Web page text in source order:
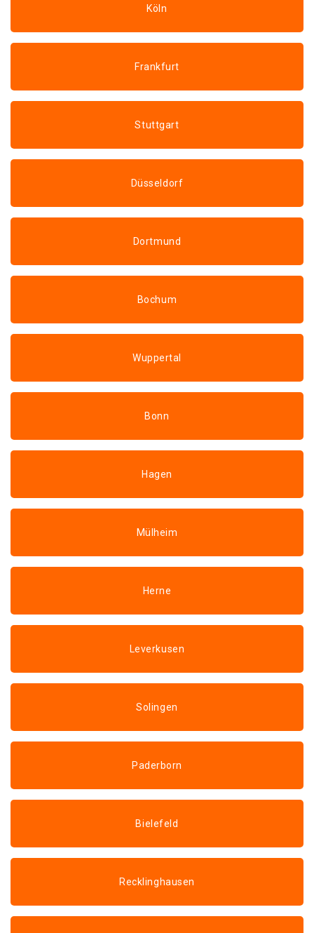
Köln
Frankfurt
Stuttgart
Düsseldorf
Dortmund
Bochum
Wuppertal
Bonn
Hagen
Mülheim
Herne
Leverkusen
Solingen
Paderborn
Bielefeld
Recklinghausen